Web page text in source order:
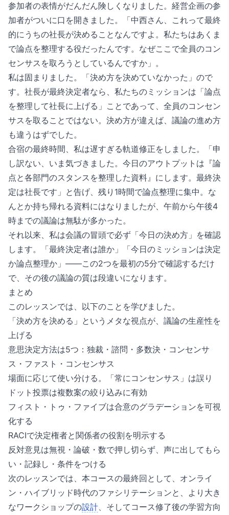
参加者の表情がだんだん険しくなりました。経営企画の参
加者がついに口を開きました。「中西さん、これって最終
的にうちの社長が決めることなんですよ。私たちはあくま
で論点を整理する役だったんです。なぜここで全員のコン
センサスを取ろうとしているんですか」。
私は固まりました。「決め方を決めていなかった」ので
す。社長が最終決定者なら、私たちのミッションは「論点
を整理して社長に上げる」ことであって、全員のコンセン
サスを取ることではない。決め方が違えば、議論の進め方
も違うはずでした。
合宿の最終時間、私は遅すぎる軌道修正をしました。「申
し訳ない、いま気づきました。今日のアウトプットは『論
点と各部門のスタンスを整理した資料』にします。最終決
定は社長です」と告げ、残り1時間で論点整理に集中。な
んとか持ち帰れる資料にはなりましたが、午前から午後4
時までの議論は無駄が多かった。
それ以来、私は会議の冒頭で必ず「今日の決め方」を確認
します。「最終決定者は誰か」「今日のミッションは決定
か論点整理か」——この2つを最初の5分で確認するだけ
で、その後の議論の質は段違いになります。
まとめ
このレッスンでは、以下のことを学びました。
「決め方を決める」というメタな視点が、議論の生産性を
上げる
意思決定方法は5つ：独裁・諮問・多数決・コンセンサ
ス・ファスト・コンセンサス
場面に応じて使い分ける。「常にコンセンサス」は誤り
ドット投票は複数案の絞り込みに有効
フィスト・トゥ・ファイブは合意のグラデーションを可視
化する
RACIで決定権者と関係者の役割を明示する
反対意見は無視・論破・数で押し切らず、声に出してもら
い・記録し・条件をつける
次のレッスンでは、本コースの最終回として、オンライ
ン・ハイブリッド時代のファシリテーションと、より大き
なワークショップの設計、そしてコース修了後の学習方向